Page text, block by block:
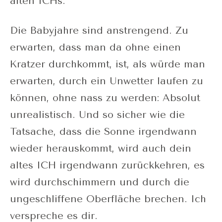
Die Babyjahre sind anstrengend. Zu
erwarten, dass man da ohne einen
Kratzer durchkommt, ist, als würde man
erwarten, durch ein Unwetter laufen zu
können, ohne nass zu werden: Absolut
unrealistisch. Und so sicher wie die
Tatsache, dass die Sonne irgendwann
wieder herauskommt, wird auch dein
altes ICH irgendwann zurückkehren, es
wird durchschimmern und durch die
ungeschliffene Oberfläche brechen. Ich
verspreche es dir.